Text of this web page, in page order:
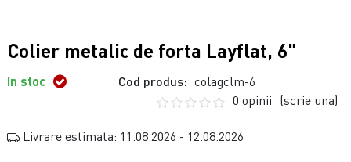
Colier metalic de forta Layflat, 6"
In stoc Cod produs: colagclm-6
0 opinii (scrie una)
Livrare estimata: 11.08.2026 - 12.08.2026